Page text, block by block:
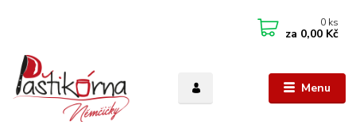
Menu
0 ks
za 0,00 Kč